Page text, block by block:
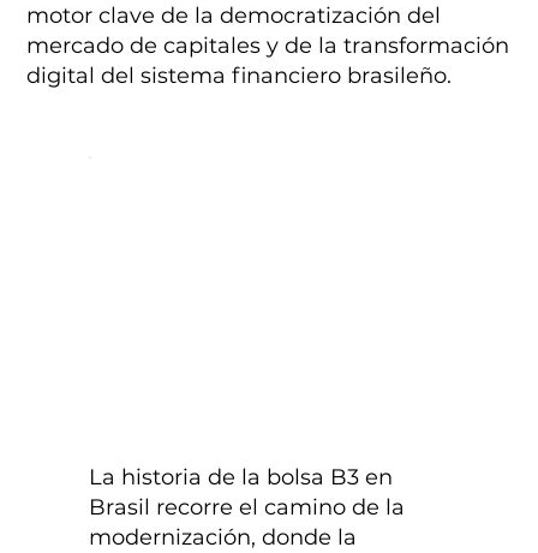
La historia de la bolsa B3 en
Brasil recorre el camino de la
modernización, donde la
motor clave de la democratización del
mercado de capitales y de la transformación
digital del sistema financiero brasileño.